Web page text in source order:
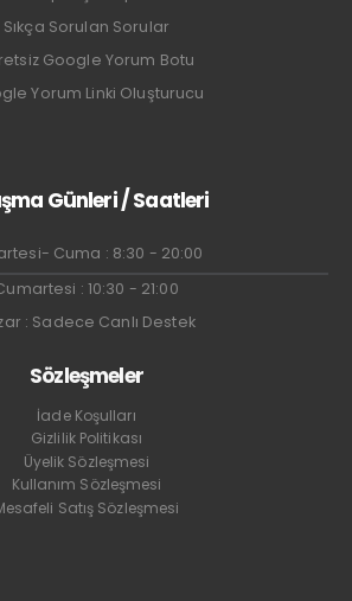
Sıkça Sorulan Sorular
Google Yorum Botu
Yorum Linki Oluşturucu
Günleri / Saatleri
Cuma : 8:30 - 20:00
: 10:30 - 21:00
: Sadece Canlı Destek
Sözleşmeler
İade Koşulları
Gizlilik Politikası
Üyelik Sözleşmesi
Kullanım Sözleşmesi
Satış Sözleşmesi